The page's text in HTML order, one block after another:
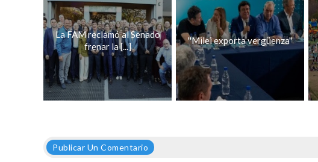
La FAM reclamó al Senado
frenar la [...]
''Milei exporta vergüenza''
Publicar Un Comentario